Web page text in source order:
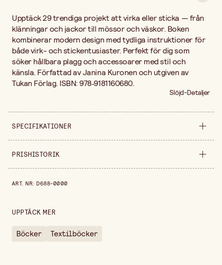
Upptäck 29 trendiga projekt att virka eller sticka — från
klänningar och jackor till mössor och väskor. Boken
kombinerar modern design med tydliga instruktioner för
både virk- och stickentusiaster. Perfekt för dig som
söker hållbara plagg och accessoarer med stil och
känsla. Författad av Janina Kuronen och utgiven av
Tukan Förlag. ISBN: 978‑9181160680.
Slöjd-Detaljer
SPECIFIKATIONER
Säljs i styck
PRISHISTORIK
ART. NR:D688-0000
UPPTÄCK MER
Böcker Textilböcker